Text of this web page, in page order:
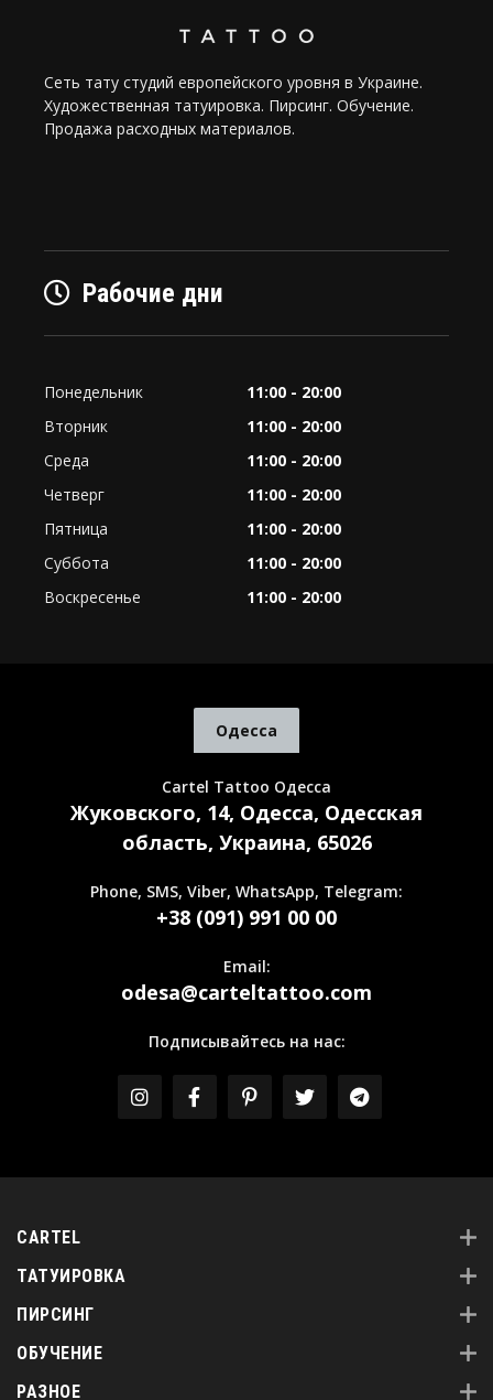
Сеть тату студий европейского уровня в Украине.
Художественная татуировка. Пирсинг. Обучение.
Продажа расходных материалов.
Рабочие дни
Понедельник
11:00 - 20:00
Вторник
11:00 - 20:00
Среда
11:00 - 20:00
Четверг
11:00 - 20:00
Пятница
11:00 - 20:00
Суббота
11:00 - 20:00
Воскресенье
11:00 - 20:00
Одесса
Cartel Tattoo Одесса
Жуковского, 14, Одесса, Одесская
область, Украина, 65026
Phone, SMS, Viber, WhatsApp, Telegram:
+38 (091) 991 00 00
Email:
odesa@carteltattoo.com
Подписывайтесь на нас:
CARTEL
ТАТУИРОВКА
ПИРСИНГ
ОБУЧЕНИЕ
РАЗНОЕ